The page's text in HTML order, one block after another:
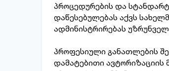
პროცედურების და
დაწესებულებას აქვს
ადმინისტრირებას
პროფესიული განათლების
დამატებითი ავტორიზაციის